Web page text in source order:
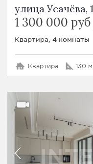
улица Усачёва,
1 300 000
Квартира, 4 комнаты
Квартира 130